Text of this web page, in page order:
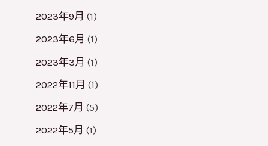
2023年9月 (1)
2023年6月 (1)
2023年3月 (1)
2022年11月 (1)
2022年7月 (5)
2022年5月 (1)